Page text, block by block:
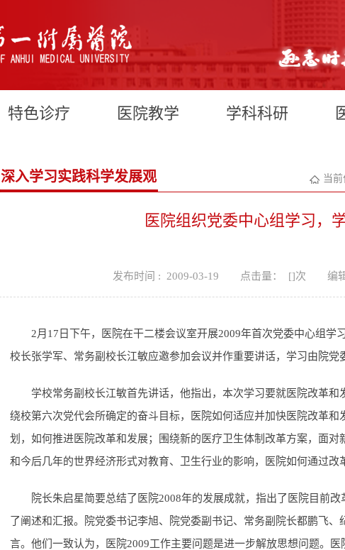
特色诊疗 医院教学 学科科研
深入学习实践科学发展观 当前
医院组织党委中心组学习，
发布时间 : 2009-03-19 点击量： []次 编
2月17日下午，医院在干二楼会议室开展2009年首次党委中心组学
校长张学军、常务副校长江敏应邀参加会议并作重要讲话，学习由院党
学校常务副校长江敏首先讲话，他指出，本次学习要就医院改革
绕校第六次党代会所确定的奋斗目标，医院如何适应并加快医院改革
划，如何推进医院改革和发展；围绕新的医疗卫生体制改革方案，面
和今后几年的世界经济形式对教育、卫生行业的影响，医院如何通过改
院长朱启星简要总结了医院2008年的发展成就，指出了医院目前
了阐述和汇报。院党委书记李旭、院党委副书记、常务副院长都鹏飞
言。他们一致认为，医院2009工作主要问题是进一步解放思想问题。